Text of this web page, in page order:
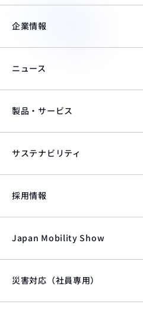
企業情報
ニュース
製品・サービス
サステナビリティ
採用情報
Japan Mobility Show
災害対応（社員専用）